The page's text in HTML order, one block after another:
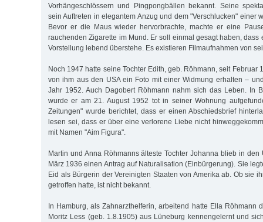
Vorhängeschlössern und Pingpongbällen bekannt. Seine
sein Auftreten in elegantem Anzug und dem "Verschlucken" einer
Bevor er die Maus wieder hervorbrachte, machte er eine
rauchenden Zigarette im Mund. Er soll einmal gesagt haben, dass
Vorstellung lebend überstehe. Es existieren Filmaufnahmen von
Noch 1947 hatte seine Tochter Edith, geb. Röhmann, seit Februar
von ihm aus den USA ein Foto mit einer Widmung erhalten –
Jahr 1952. Auch Dagobert Röhmann nahm sich das Leben. In
wurde er am 21. August 1952 tot in seiner Wohnung
Zeitungen" wurde berichtet, dass er einen Abschiedsbrief
lesen sei, dass er über eine verlorene Liebe nicht
mit Namen "Aim Figura".
Martin und Anna Röhmanns älteste Tochter Johanna blieb in den
März 1936 einen Antrag auf Naturalisation (Einbürgerung). Sie
Eid als Bürgerin der Vereinigten Staaten von Amerika ab. Ob sie
getroffen hatte, ist nicht bekannt.
In Hamburg, als Zahnarzthelferin, arbeitend hatte Ella Röhmann
Moritz Less (geb. 1.8.1905) aus Lüneburg kennengelernt und